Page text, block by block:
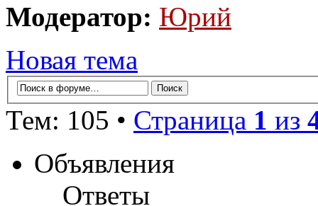
Модератор: Юрий
Новая тема
Тем: 105 • Страница 1 из
Объявления
Ответы